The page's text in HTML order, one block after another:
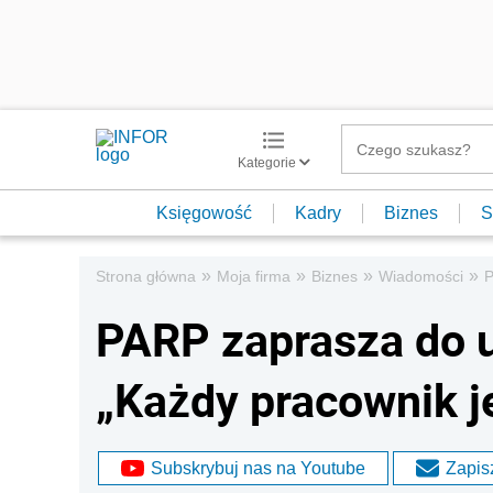
Kategorie
Księgowość Kadry Biznes
Strona główna » Moja firma » Biznes » Wiadomości »
PARP zaprasza do
„Każdy pracownik
Subskrybuj nas na Youtube